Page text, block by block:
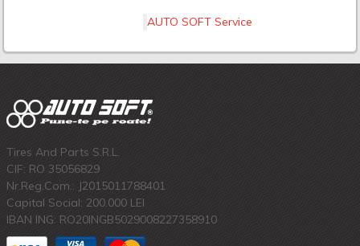
AUTO SOFT Service
Tires And Parts S.R.L.
CIF: RO 35056829
Nr.Reg.Com.: J2015011788401
Capital Social: 200.000 LEI
IBAN ING: RO20INGB5029008227358910